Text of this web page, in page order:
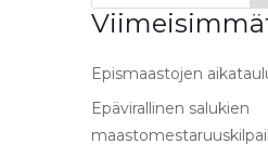
Epismaastojen
Epävirallinen salukien